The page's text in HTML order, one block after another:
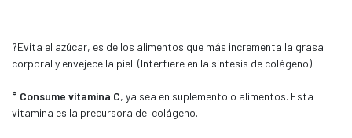
?Evita el azúcar, es de los alimentos que más incrementa la grasa
corporal y envejece la piel. (Interfiere en la síntesis de colágeno)
° Consume vitamina C, ya sea en suplemento o alimentos. Esta
vitamina es la precursora del colágeno.